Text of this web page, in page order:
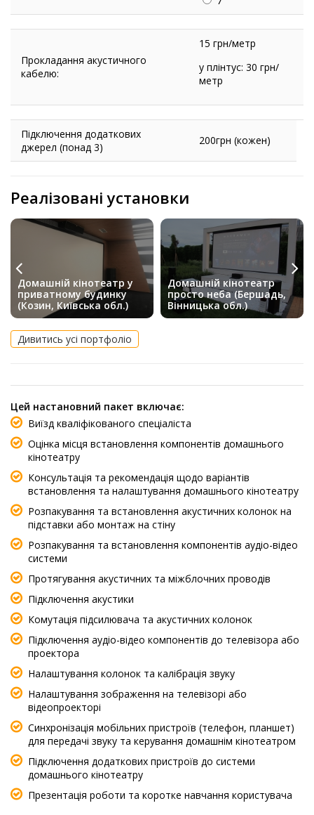
Прокладання акустичного
кабелю:
15 грн/метр
у плінтус: 30 грн/
метр
Підключення додаткових
джерел (понад 3)
200грн (кожен)
Реалізовані установки
Домашній кінотеатр у
приватному будинку
(Козин, Київська обл.)
Домашній кінотеатр
просто неба (Бершадь,
Вінницька обл.)
Дивитись усі портфоліо
Цей настановний пакет включає:
Виїзд кваліфікованого спеціаліста
Оцінка місця встановлення компонентів домашнього
кінотеатру
Консультація та рекомендація щодо варіантів
встановлення та налаштування домашнього кінотеатру
Розпакування та встановлення акустичних колонок на
підставки або монтаж на стіну
Розпакування та встановлення компонентів аудіо-відео
системи
Протягування акустичних та міжблочних проводів
Підключення акустики
Комутація підсилювача та акустичних колонок
Підключення аудіо-відео компонентів до телевізора або
проектора
Налаштування колонок та калібрація звуку
Налаштування зображення на телевізорі або
відеопроекторі
Синхронізація мобільних пристроїв (телефон, планшет)
для передачі звуку та керування домашнім кінотеатром
Підключення додаткових пристроїв до системи
домашнього кінотеатру
Презентація роботи та коротке навчання користувача